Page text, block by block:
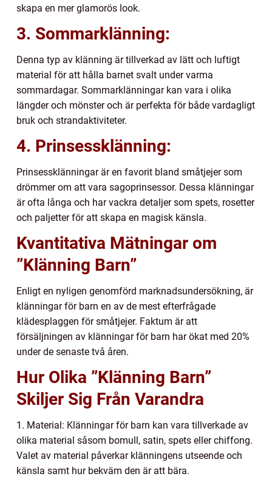
skapa en mer glamorös look.
3. Sommarklänning:
Denna typ av klänning är tillverkad av lätt och luftigt
material för att hålla barnet svalt under varma
sommardagar. Sommarklänningar kan vara i olika
längder och mönster och är perfekta för både vardagligt
bruk och strandaktiviteter.
4. Prinsessklänning:
Prinsessklänningar är en favorit bland småtjejer som
drömmer om att vara sagoprinsessor. Dessa klänningar
är ofta långa och har vackra detaljer som spets, rosetter
och paljetter för att skapa en magisk känsla.
Kvantitativa Mätningar om
”Klänning Barn”
Enligt en nyligen genomförd marknadsundersökning, är
klänningar för barn en av de mest efterfrågade
klädesplaggen för småtjejer. Faktum är att
försäljningen av klänningar för barn har ökat med 20%
under de senaste två åren.
Hur Olika ”Klänning Barn”
Skiljer Sig Från Varandra
1. Material: Klänningar för barn kan vara tillverkade av
olika material såsom bomull, satin, spets eller chiffong.
Valet av material påverkar klänningens utseende och
känsla samt hur bekväm den är att bära.